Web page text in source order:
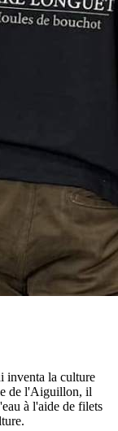
inventa la culture
de l'Aiguillon, il
à l'aide de filets